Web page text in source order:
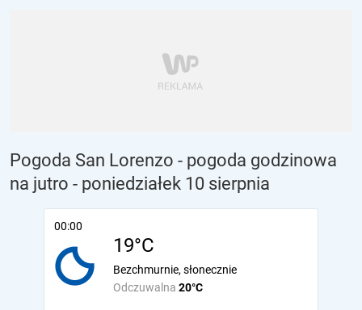
Pogoda San Lorenzo - pogoda godzinowa
na jutro - poniedziałek 10 sierpnia
00:00
19°C
Odczuwalna 20°C
Bezchmurnie, słonecznie